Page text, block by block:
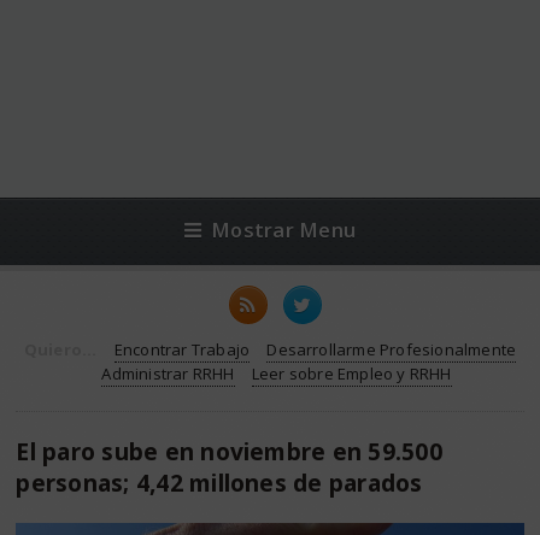
Mostrar Menu
Encontrar Trabajo
Desarrollarme Profesionalmente
Administrar RRHH
Leer sobre Empleo y RRHH
El paro sube en noviembre en 59.500
personas; 4,42 millones de parados